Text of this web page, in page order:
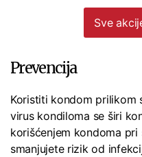
Sve
Prevencija
Koristiti kondom prilikom
virus kondiloma se širi
korišćenjem kondoma
smanjujete rizik od